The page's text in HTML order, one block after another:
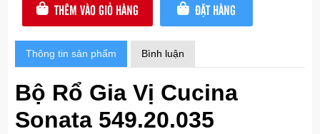
THÊM VÀO GIỎ HÀNG ĐẶT HÀNG
Thông tin sản phẩm Bình luận
Bộ Rổ Gia Vị Cucina
Sonata 549.20.035